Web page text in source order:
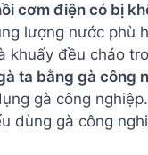
cơm điện có bị
lượng nước phù
khuấy đều cháo
ta bằng gà công
gà công
dùng gà công